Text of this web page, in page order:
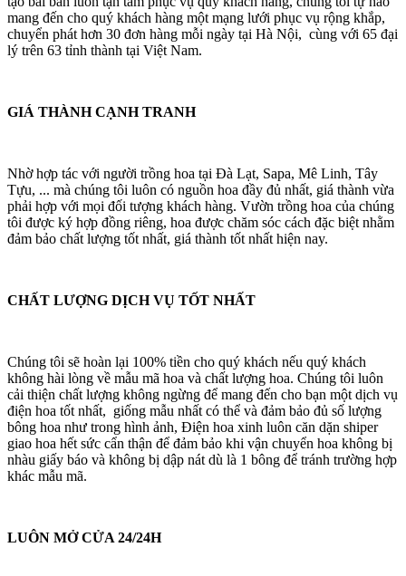
mang đến cho quý khách hàng một mạng lưới phục vụ rộng khắp,
chuyển phát hơn 30 đơn hàng mỗi ngày tại Hà Nội, cùng với 65 đại
lý trên 63 tỉnh thành tại Việt Nam.
GIÁ THÀNH CẠNH TRANH
Nhờ hợp tác với người trồng hoa tại Đà Lạt, Sapa, Mê Linh, Tây
Tựu, ... mà chúng tôi luôn có nguồn hoa đầy đủ nhất, giá thành vừa
phải hợp với mọi đối tượng khách hàng. Vườn trồng hoa của chúng
tôi được ký hợp đồng riêng, hoa được chăm sóc cách đặc biệt nhằm
đảm bảo chất lượng tốt nhất, giá thành tốt nhất hiện nay.
CHẤT LƯỢNG DỊCH VỤ TỐT NHẤT
Chúng tôi sẽ hoàn lại 100% tiền cho quý khách nếu quý khách
không hài lòng về mẫu mã hoa và chất lượng hoa. Chúng tôi luôn
cải thiện chất lượng không ngừng để mang đến cho bạn một dịch vụ
điện hoa tốt nhất, giống mẫu nhất có thể và đảm bảo đủ số lượng
bông hoa như trong hình ảnh, Điện hoa xinh luôn căn dặn shiper
giao hoa hết sức cẩn thận để đảm bảo khi vận chuyển hoa không bị
nhàu giấy báo và không bị dập nát dù là 1 bông để tránh trường hợp
khác mẫu mã.
LUÔN MỞ CỬA 24/24H